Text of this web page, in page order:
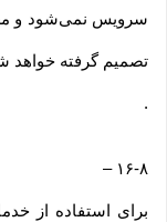
سرویس نمی‏‌شود و
تصمیم گرفته خواهد
.
۱۶-۸ –